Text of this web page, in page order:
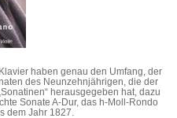
haben genau den Umfang, der
des Neunzehnjährigen, die der
herausgegeben hat, dazu
Sonate A-Dur, das h-Moll-Rondo
dem Jahr 1827.